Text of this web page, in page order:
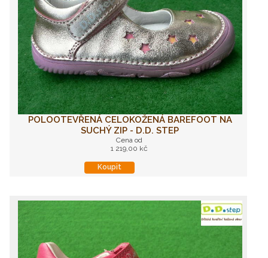
POLOOTEVŘENÁ CELOKOŽENÁ BAREFOOT NA
SUCHÝ ZIP - D.D. STEP
Cena od
1 219,00 kč
Koupit